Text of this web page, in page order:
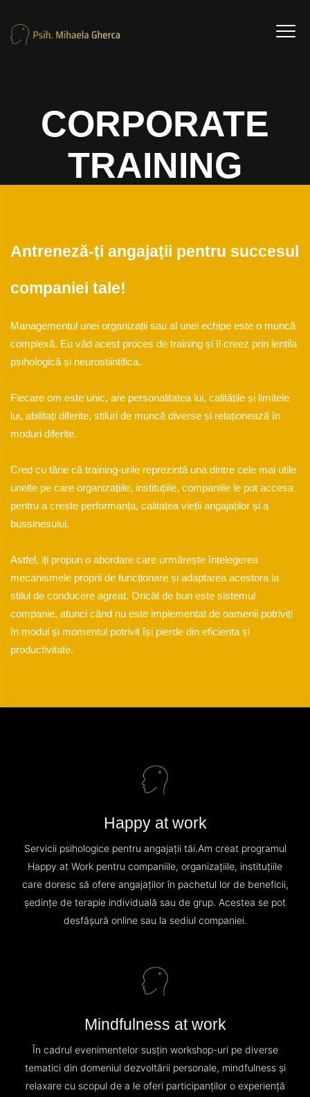
CORPORATE
TRAINING
Antreneză-ți angajații pentru succesul
companiei tale!
Managementul unei organizații sau al unei echipe este o muncă
complexă. Eu văd acest proces de training și îl creez prin lentila
psihologică și neurostiintifica.
Fiecare om este unic, are personalitatea lui, calitățile și limitele
lui, abilitați diferite, stiluri de muncă diverse și relaționează în
moduri diferite.
Cred cu tărie că training-urile reprezintă una dintre cele mai utile
unelte pe care organizațiile, instituțiile, companiile le pot accesa
pentru a crește performanța, calitatea vieții angajaților și a
bussinesului.
Astfel, iți propun o abordare care urmărește înțelegerea
mecanismele proprii de funcționare și adaptarea acestora la
stilul de conducere agreat. Oricât de bun este sistemul
companie, atunci când nu este implementat de oamenii potriviți
în modul și momentul potrivit își pierde din eficienta și
productivitate.
Happy at work
Servicii psihologice pentru angajații tăi.Am creat programul
Happy at Work pentru companiile, organizațiile, instituțiile
care doresc să ofere angajaților în pachetul lor de beneficii,
ședințe de terapie individuală sau de grup. Acestea se pot
desfășură online sau la sediul companiei.
Mindfulness at work
În cadrul evenimentelor susțin workshop-uri pe diverse
tematici din domeniul dezvoltării personale, mindfulness și
relaxare cu scopul de a le oferi participanților o experiență